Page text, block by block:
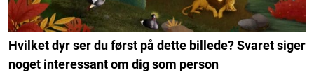
Hvilket dyr ser du først på dette billede? Svaret siger
noget interessant om dig som person